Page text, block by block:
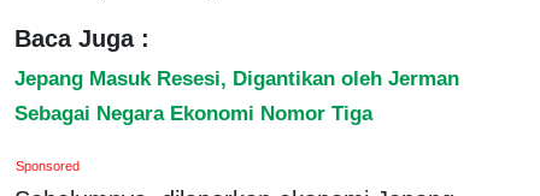
Baca Juga :
Jepang Masuk Resesi, Digantikan oleh Jerman
Sebagai Negara Ekonomi Nomor Tiga
Sponsored